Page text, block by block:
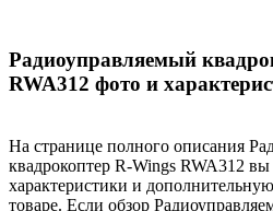
Радиоуправляемый
RWA312 фото и
На странице полного описания
квадрокоптер R-Wings RWA312
характеристики и
товаре. Если обзор